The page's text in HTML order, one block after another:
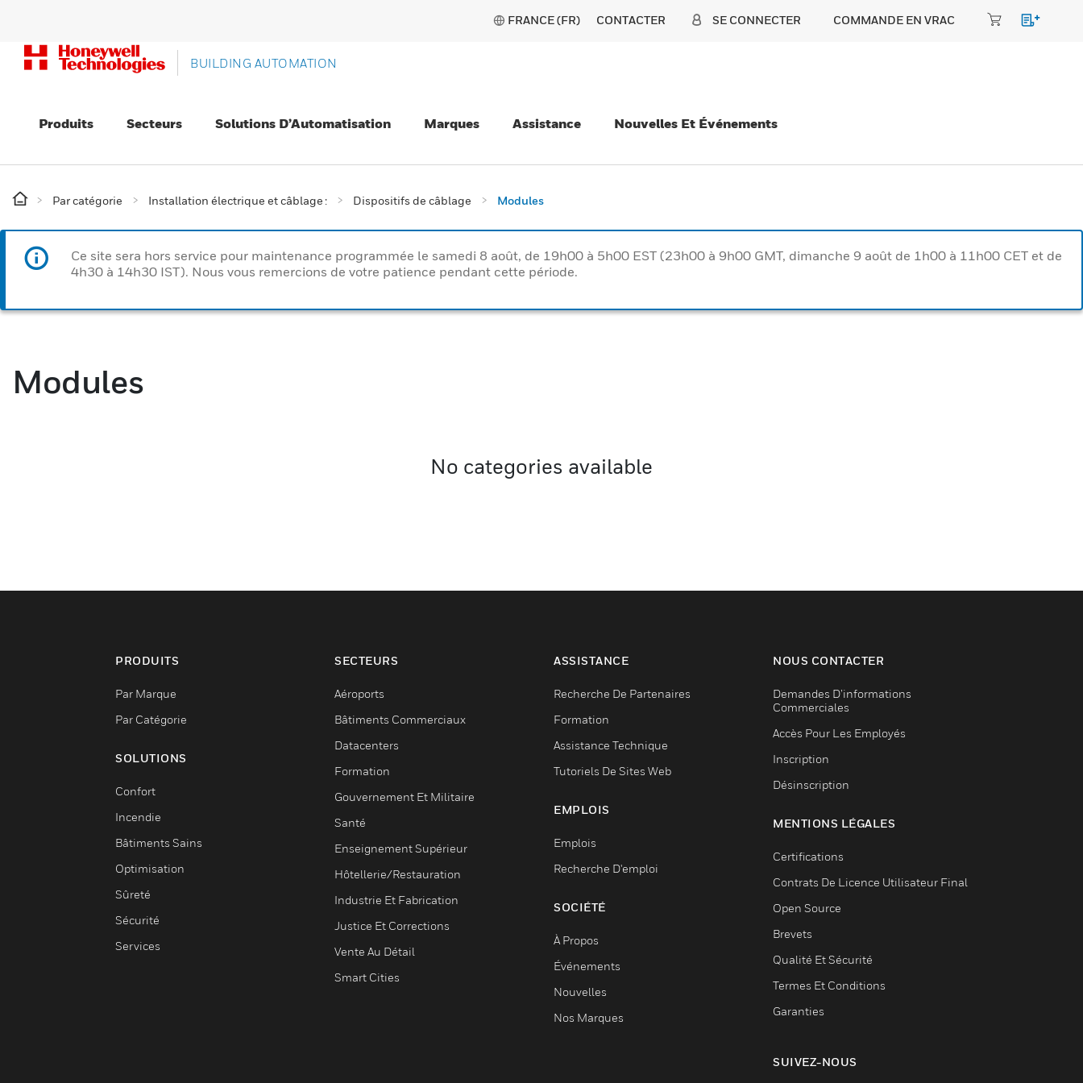
FRANCE (FR) CONTACTER SE CONNECTER COMMANDE EN VRAC
BUILDING AUTOMATION
Produits Secteurs Solutions D’Automatisation Marques Assistance Nouvelles Et Événements
Par catégorie Installation électrique et câblage : Dispositifs de câblage Modules
Ce site sera hors service pour maintenance programmée le samedi 8 août, de 19h00 à 5h00 EST (23h00 à 9h00 GMT, dimanche 9 août de 1h00 à 11h00 CET et de
4h30 à 14h30 IST). Nous vous remercions de votre patience pendant cette période.
Modules
No categories available
PRODUITS
Par Marque
Par Catégorie
SOLUTIONS
Confort
Incendie
Bâtiments Sains
Optimisation
Sûreté
Sécurité
Services
SECTEURS
Aéroports
Bâtiments Commerciaux
Datacenters
Formation
Gouvernement Et Militaire
Santé
Enseignement Supérieur
Hôtellerie/Restauration
Industrie Et Fabrication
Justice Et Corrections
Vente Au Détail
Smart Cities
ASSISTANCE
Recherche De Partenaires
Formation
Assistance Technique
Tutoriels De Sites Web
EMPLOIS
Emplois
Recherche D'emploi
SOCIÉTÉ
À Propos
Événements
Nouvelles
Nos Marques
NOUS CONTACTER
Demandes D’informations
Commerciales
Accès Pour Les Employés
Inscription
Désinscription
MENTIONS LÉGALES
Certifications
Contrats De Licence Utilisateur Final
Open Source
Brevets
Qualité Et Sécurité
Termes Et Conditions
Garanties
SUIVEZ-NOUS